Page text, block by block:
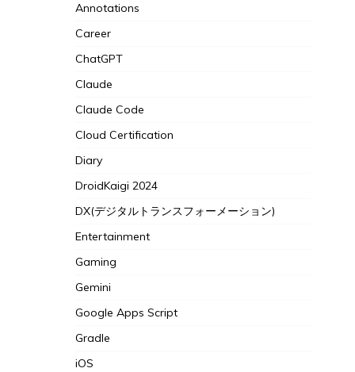
Annotations
Career
ChatGPT
Claude
Claude Code
Cloud Certification
Diary
DroidKaigi 2024
DX(デジタルトランスフォーメーション)
Entertainment
Gaming
Gemini
Google Apps Script
Gradle
iOS